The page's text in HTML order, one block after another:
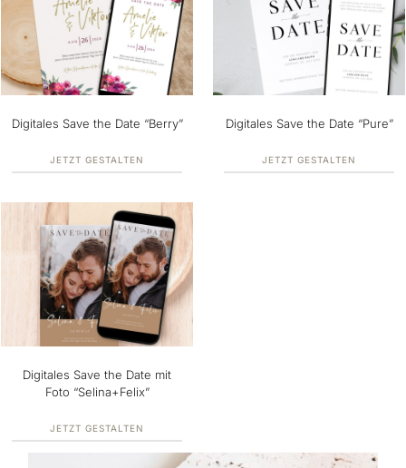
Digitales Save the Date “Berry”
JETZT GESTALTEN
Digitales Save the Date “Pure”
JETZT GESTALTEN
Digitales Save the Date mit
Foto “Selina+Felix”
JETZT GESTALTEN